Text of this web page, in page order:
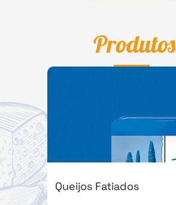
Produtos
Queijos Fatiados